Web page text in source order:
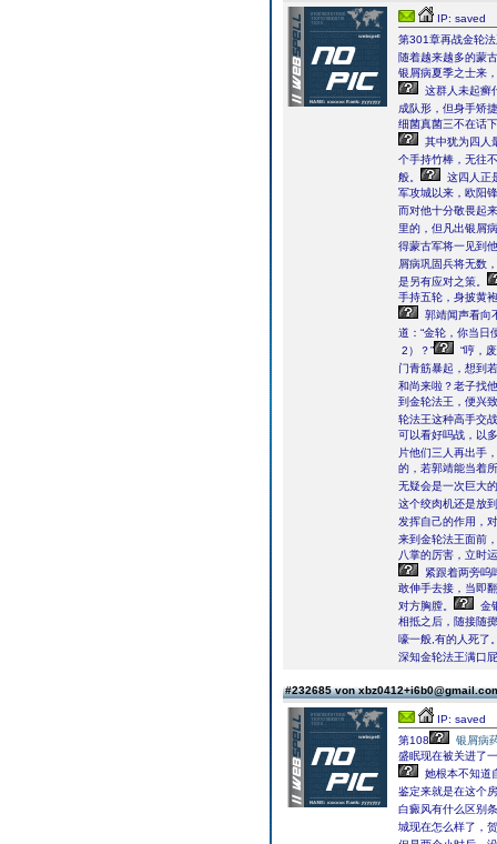
IP: saved
第301章再战金轮
随着越来越多的蒙
银屑病夏季之士来
这群人未起癣
成队形，但身手矫
细菌真菌三不在话
其中犹为四人
个手持竹棒，无往
般。
这四人正
军攻城以来，欧阳
而对他十分敬畏起
里的，但凡出银屑
得蒙古军将一见到
屑病巩固兵将无数
是另有应对之策。
手持五轮，身披黄
郭靖闻声看向
道：“金轮，你当日
2）？”
“哼，
门青筋暴起，想到
和尚来啦？老子找
到金轮法王，便兴
轮法王这种高手交
可以看好吗战，以
片他们三人再出手
的，若郭靖能当着
无疑会是一次巨大
这个绞肉机还是放
发挥自己的作用，
来到金轮法王面前
八掌的厉害，立时
紧跟着两旁呜
敢伸手去接，当即
对方胸膛。
金
相抵之后，随接随
嚎一般,有的人死了
深知金轮法王满口
#232685 von
IP: saved
第108
银屑病
盛眠现在被关进了
她根本不知道
鉴定来就是在这个
白癜风有什么区别
城现在怎么样了，